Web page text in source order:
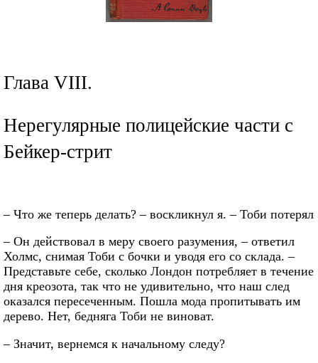
Глава VIII.
Нерегулярные полицейские части с
Бейкер-стрит
– Что же теперь делать? – воскликнул я. – Тоби потерял
– Он действовал в меру своего разумения, – ответил
Холмс, снимая Тоби с бочки и уводя его со склада. –
Представьте себе, сколько Лондон потребляет в течение
дня креозота, так что не удивительно, что наш след
оказался пересеченным. Пошла мода пропитывать им
дерево. Нет, бедняга Тоби не виноват.
– Значит, вернемся к начальному следу?